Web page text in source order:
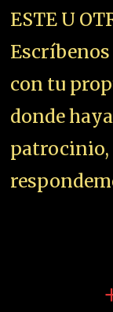
ESTE U
con tu
donde
patrocinio,